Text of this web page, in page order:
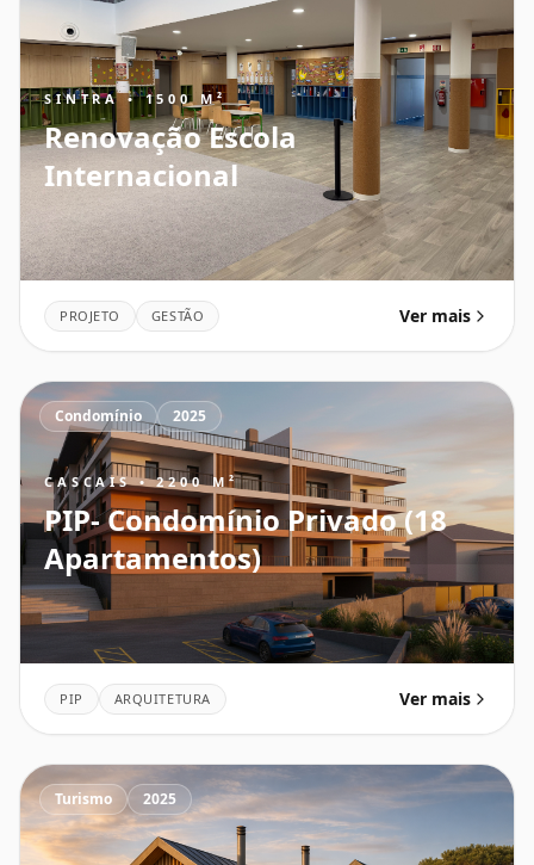
SINTRA • 1500 M²
Renovação Escola
Internacional
PROJETO GESTÃO Ver mais
Condomínio 2025
CASCAIS • 2200 M²
PIP- Condomínio Privado (18
Apartamentos)
PIP ARQUITETURA Ver mais
Turismo 2025